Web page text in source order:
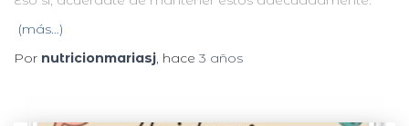
(más…)
Por nutricionmariasj, hace 3 años